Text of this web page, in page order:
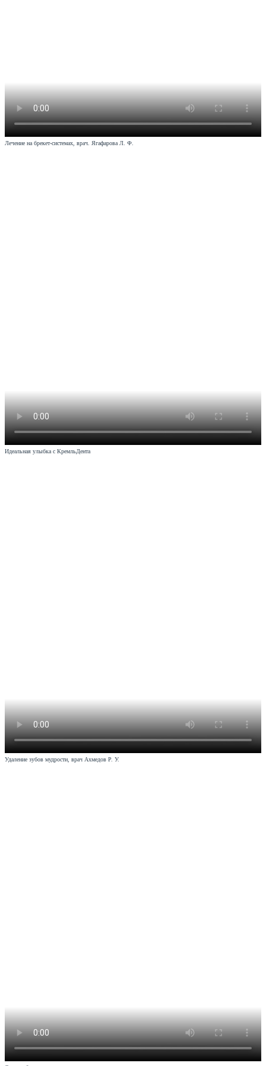
Лечение на брекет-системах, врач. Ягафарова Л. Ф.
Идеальная улыбка с КремльДента
Удаление зубов мудрости, врач Ахмедов Р. У.